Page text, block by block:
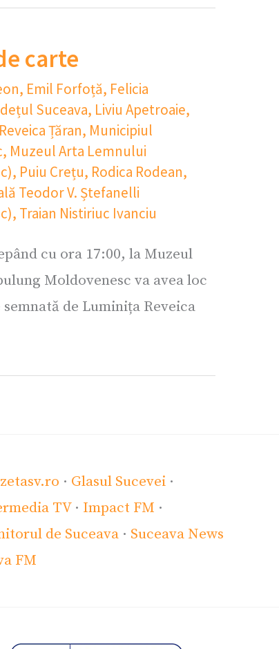
carte
, Emil Forfoță, Felicia
Suceava, Liviu Apetroaie,
Țăran, Municipiul
, Muzeul Arta Lemnului
, Puiu Crețu, Rodica Rodean,
Teodor V. Ștefanelli
, Traian Nistiriuc Ivanciu
cu ora 17:00, la Muzeul
Moldovenesc va avea loc
de Luminița Reveica
· Glasul Sucevei ·
TV· Impact FM ·
de Suceava · Suceava News
FM